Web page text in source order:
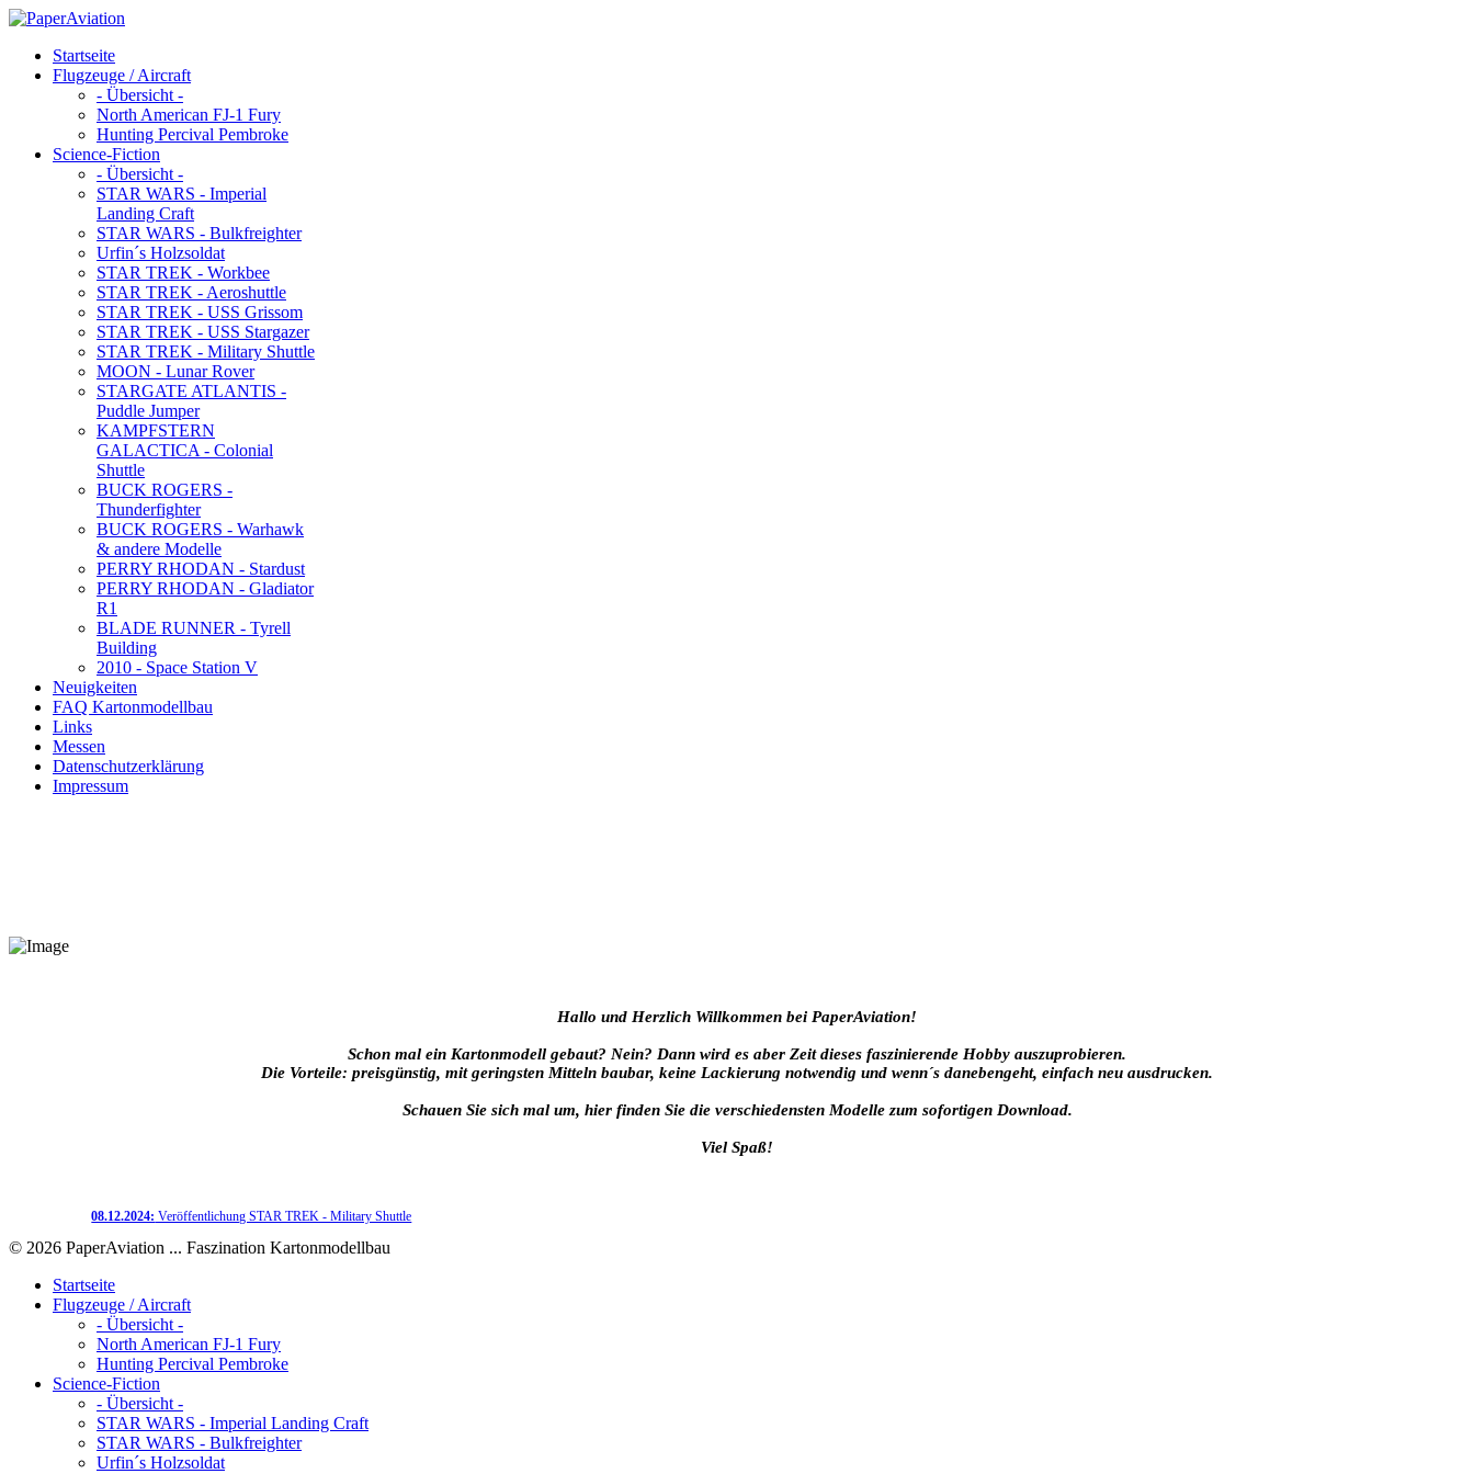
Startseite
Flugzeuge / Aircraft
- Übersicht -
North American FJ-1 Fury
Hunting Percival Pembroke
Science-Fiction
- Übersicht -
STAR WARS - Imperial
Landing Craft
STAR WARS - Bulkfreighter
Urfin´s Holzsoldat
STAR TREK - Workbee
STAR TREK - Aeroshuttle
STAR TREK - USS Grissom
STAR TREK - USS Stargazer
STAR TREK - Military Shuttle
MOON - Lunar Rover
STARGATE ATLANTIS -
Puddle Jumper
KAMPFSTERN
GALACTICA - Colonial
Shuttle
BUCK ROGERS -
Thunderfighter
BUCK ROGERS - Warhawk
& andere Modelle
PERRY RHODAN - Stardust
PERRY RHODAN - Gladiator
R1
BLADE RUNNER - Tyrell
Building
2010 - Space Station V
Neuigkeiten
FAQ Kartonmodellbau
Links
Messen
Datenschutzerklärung
Impressum
Hallo und Herzlich Willkommen bei PaperAviation!
Schon mal ein Kartonmodell gebaut? Nein? Dann wird es aber Zeit dieses faszinierende Hobby auszuprobieren.
Die Vorteile: preisgünstig, mit geringsten Mitteln baubar, keine Lackierung notwendig und wenn´s danebengeht, einfach neu ausdrucken.
Schauen Sie sich mal um, hier finden Sie die verschiedensten Modelle zum sofortigen Download.
Viel Spaß!
08.12.2024: Veröffentlichung STAR TREK - Military Shuttle
© 2026 PaperAviation ... Faszination Kartonmodellbau
Startseite
Flugzeuge / Aircraft
- Übersicht -
North American FJ-1 Fury
Hunting Percival Pembroke
Science-Fiction
- Übersicht -
STAR WARS - Imperial Landing Craft
STAR WARS - Bulkfreighter
Urfin´s Holzsoldat